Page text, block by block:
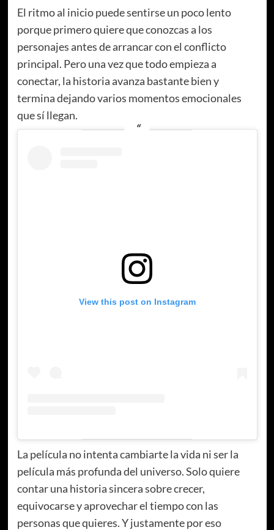
El ritmo al inicio puede sentirse un poco lento
porque primero quiere que conozcas a los
personajes antes de arrancar con el conflicto
principal. Pero una vez que todo empieza a
conectar, la historia avanza bastante bien y
termina dejando varios momentos emocionales
que sí llegan.
View this post on Instagram
La película no intenta cambiarte la vida ni ser la
película más profunda del universo. Solo quiere
contar una historia sincera sobre crecer,
equivocarse y aprovechar el tiempo con las
personas que quieres. Y justamente por eso